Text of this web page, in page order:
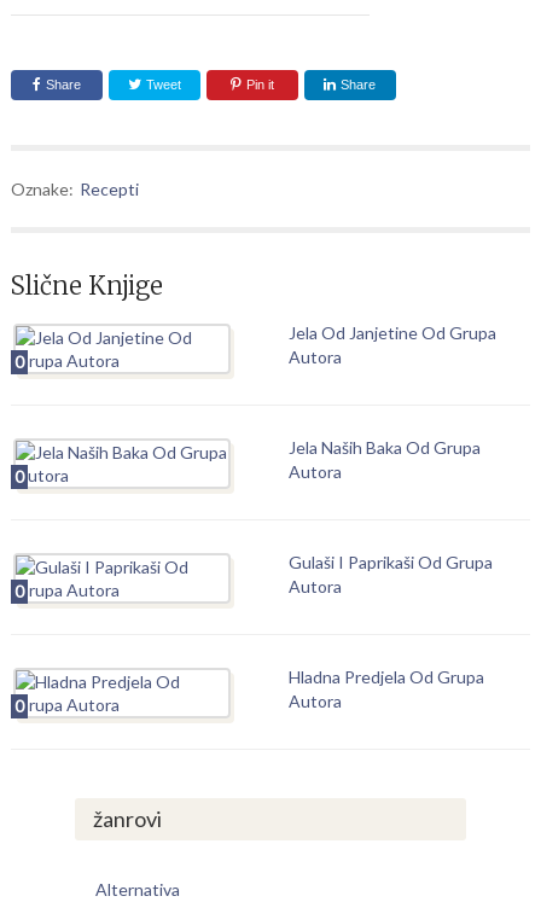
Share Tweet Pin it Share
Oznake: Recepti
Slične Knjige
0
Jela Od Janjetine Od Grupa
Autora
0
Jela Naših Baka Od Grupa
Autora
0
Gulaši I Paprikaši Od Grupa
Autora
0
Hladna Predjela Od Grupa
Autora
žanrovi
Alternativa